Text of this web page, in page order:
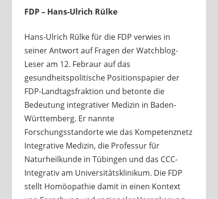
FDP – Hans-Ulrich Rülke
Hans-Ulrich Rülke für die FDP verwies in
seiner Antwort auf Fragen der Watchblog-
Leser am 12. Febraur auf das
gesundheitspolitische Positionspapier der
FDP-Landtagsfraktion und betonte die
Bedeutung integrativer Medizin in Baden-
Württemberg. Er nannte
Forschungsstandorte wie das Kompetenznetz
Integrative Medizin, die Professur für
Naturheilkunde in Tübingen und das CCC-
Integrativ am Universitätsklinikum. Die FDP
stellt Homöopathie damit in einen Kontext